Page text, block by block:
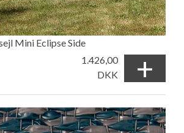
Mini Eclipse Side
1.426,00
DKK
+